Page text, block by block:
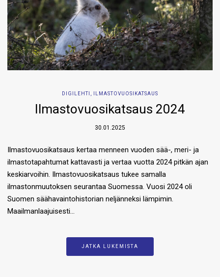
DIGILEHTI ILMASTOVUOSIKATSAUS
Ilmastovuosikatsaus 2024
30.01.2025
Ilmastovuosikatsaus kertaa menneen vuoden sää-, meri- ja
ilmastotapahtumat kattavasti ja vertaa vuotta 2024 pitkän ajan
keskiarvoihin. Ilmastovuosikatsaus tukee samalla
ilmastonmuutoksen seurantaa Suomessa. Vuosi 2024 oli
Suomen säähavaintohistorian neljänneksi lämpimin.
Maailmanlaajuisesti…
JATKA LUKEMISTA